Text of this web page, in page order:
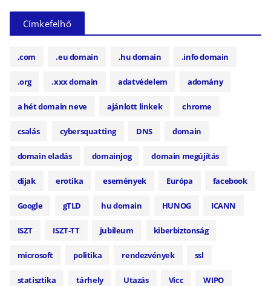
Címkefelhő
.com .eu domain .hu domain .info domain
.org .xxx domain adatvédelem adomány
a hét domain neve ajánlott linkek chrome
csalás cybersquatting DNS domain
domain eladás domainjog domain megújítás
díjak erotika események Európa facebook
Google gTLD hu domain HUNOG ICANN
ISZT ISZT-TT jubileum kiberbiztonság
microsoft politika rendezvények ssl
statisztika tárhely Utazás Vicc WIPO